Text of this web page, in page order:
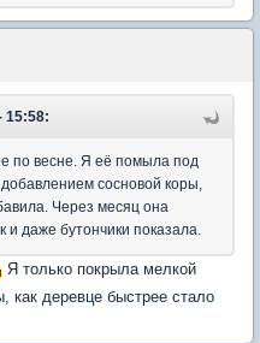
15:58:
по весне. Я её помыла под
сосновой коры,
Через месяц она
и даже бутончики показала.
Я только покрыла мелкой
как деревце быстрее стало